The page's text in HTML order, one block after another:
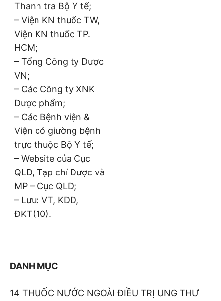
Thanh tra Bộ Y tế;
– Viện KN thuốc TW,
Viện KN thuốc TP.
HCM;
– Tổng Công ty Dược
VN;
– Các Công ty XNK
Dược phẩm;
– Các Bệnh viện &
Viện có giường bệnh
trực thuộc Bộ Y tế;
– Website của Cục
QLD, Tạp chí Dược và
MP – Cục QLD;
– Lưu: VT, KDD,
ĐKT(10).
DANH MỤC
14 THUỐC NƯỚC NGOÀI ĐIỀU TRỊ UNG THƯ